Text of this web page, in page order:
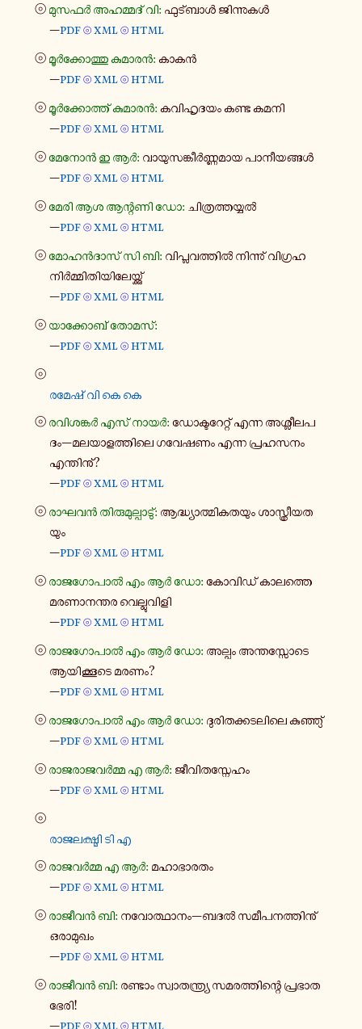
⦾ മുസഫർ അഹ​മ്മ​ദ് വി: ഫു​ട്ബാൾ ജി​ന്നു​കൾ
—pdf ⦾ xml ⦾ html
⦾ മൂർ​ക്കോ​ത്തു കു​മാ​രൻ: കാകൻ
—pdf ⦾ xml ⦾ html
⦾ മൂർ​ക്കോ​ത്ത് കു​മാ​രൻ: കവി​ഹൃ​ദ​യം കണ്ട കമനി
—pdf ⦾ xml ⦾ html
⦾മേനോൻ ഇ ആർ: വാ​യു​സ​ങ്കീർ​ണ്ണ​മായ പാ​നീ​യ​ങ്ങൾ
—pdf ⦾ xml ⦾ html
⦾മേരി ആശ ആന്റ​ണി ഡോ: ചി​ത്ര​ത്ത​യ്യൽ
—pdf ⦾ xml ⦾ html
⦾മോ​ഹൻ​ദാ​സ് സി ബി: വി​പ്ല​വ​ത്തിൽ നി​ന്നു് വി​ഗ്രഹ
നിർ​മ്മി​തി​യി​ലേ​യ്ക്കു്
—pdf ⦾ xml ⦾ html
⦾ യാ​ക്കോ​ബ് തോമസ്:
—pdf ⦾ xml ⦾ html
⦾
രമേഷ് വി കെ കെ
⦾ രവി​ശ​ങ്കർ എസ് നായർ: ഡോ​ക്ട​റേ​റ്റ് എന്ന അശ്ലീ​ല​പ​
ദം—മല​യാ​ള​ത്തി​ലെ ഗവേ​ഷ​ണം എന്ന പ്ര​ഹ​സ​നം
എന്തി​നു്?
—pdf ⦾ xml ⦾ html
⦾ രാഘവൻ തി​രു​മു​ല്പാ​ടു്: ആദ്ധ്യാ​ത്മി​ക​ത​യും ശാ​സ്ത്രീ​യ​ത​
യും
—pdf ⦾ xml ⦾ html
⦾ രാ​ജ​ഗോ​പാൽ എം ആർ ഡോ: കോ​വി​ഡ് കാ​ല​ത്തെ
മര​ണാ​ന​ന്തര വെ​ല്ലു​വി​ളി
—pdf ⦾ xml ⦾ html
⦾ രാ​ജ​ഗോ​പാൽ എം ആർ ഡോ: അല്പം അന്ത​സ്സോ​ടെ
ആയി​ക്കൂ​ടെ മരണം?
—pdf ⦾ xml ⦾ html
⦾ രാ​ജ​ഗോ​പാൽ എം ആർ ഡോ: ദു​രി​ത​ക്ക​ട​ലി​ലെ കു​ഞ്ഞു്
—pdf ⦾ xml ⦾ html
⦾ രാ​ജ​രാ​ജ​വർ​മ്മ എ ആർ: ജീ​വി​ത​സ്നേ​ഹം
—pdf ⦾ xml ⦾ html
⦾
രാ​ജ​ല​ക്ഷ്മി ടി എ
⦾ രാ​ജ​വർ​മ്മ എ ആർ: മഹാ​ഭാ​ര​തം
—pdf ⦾ xml ⦾ html
⦾ രാ​ജീ​വൻ ബി: നവോ​ത്ഥാ​നം—ബദൽ സമീ​പ​ന​ത്തി​നു്
ഒരാ​മു​ഖം
—pdf ⦾ xml ⦾ html
⦾ രാ​ജീ​വൻ ബി: രണ്ടാം സ്വാ​ത​ന്ത്ര്യ സമ​ര​ത്തി​ന്റെ പ്ര​ഭാത
ഭേരി!
—pdf xml
html